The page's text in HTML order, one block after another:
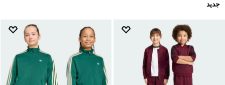
جديد